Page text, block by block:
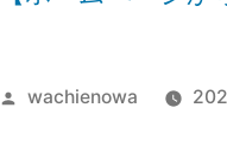
wachienowa